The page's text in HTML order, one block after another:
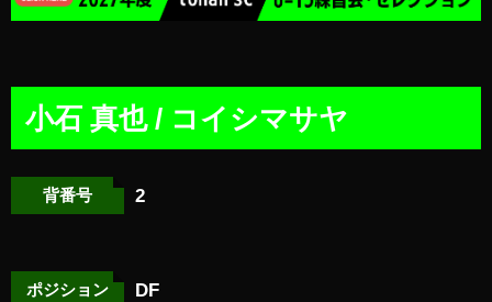
小石 真也 / コイシマサヤ
背番号 2
ポジション DF